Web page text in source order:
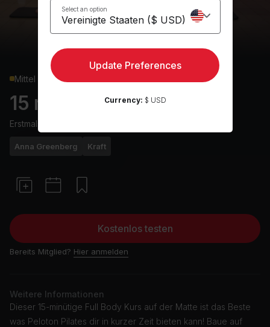
Mittel
15 min Pilates: Express
Erstmals ausgestrahlt am
Anna Greenberg Kraft
Kostenlos testen
Bereits Mitglied? Hier anmelden
Weitere Informationen
Dieser 15-minütige Full Body Kurs auf der Matte ist das Beste
was Peloton Pilates dir in kurzer Zeit bieten kann! Baue auf
Select an option
Update Preferences
Currency: $ USD